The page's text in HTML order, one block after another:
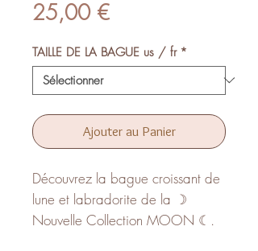
25,00 €Prix
TAILLE DE LA BAGUE us / fr *
Ajouter au Panier
Découvrez la bague croissant de
lune et labradorite de la ☽
Nouvelle Collection MOON ☾.